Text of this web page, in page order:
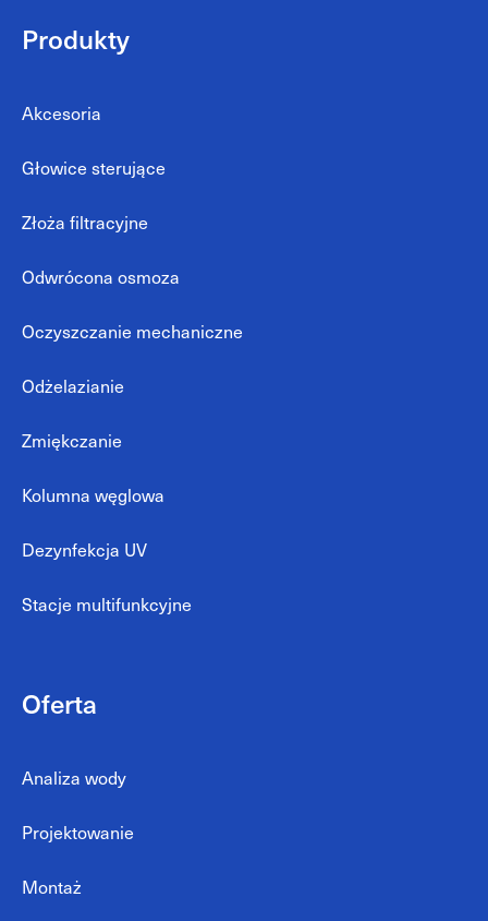
Produkty
Akcesoria
Głowice sterujące
Złoża filtracyjne
Odwrócona osmoza
Oczyszczanie mechaniczne
Odżelazianie
Zmiękczanie
Kolumna węglowa
Dezynfekcja UV
Stacje multifunkcyjne
Oferta
Analiza wody
Projektowanie
Montaż